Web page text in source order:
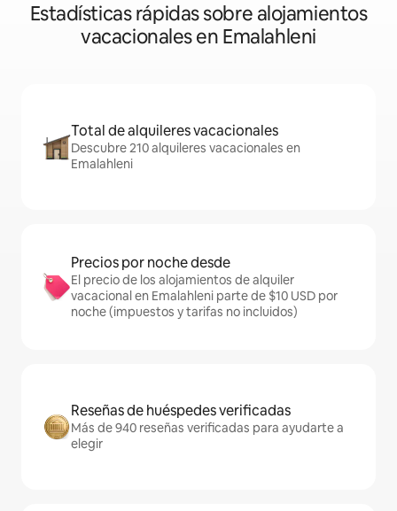
Estadísticas rápidas sobre alojamientos
vacacionales en Emalahleni
Total de alquileres vacacionales
Descubre 210 alquileres vacacionales en
Emalahleni
Precios por noche desde
El precio de los alojamientos de alquiler
vacacional en Emalahleni parte de $10 USD por
noche (impuestos y tarifas no incluidos)
Reseñas de huéspedes verificadas
Más de 940 reseñas verificadas para ayudarte a
elegir